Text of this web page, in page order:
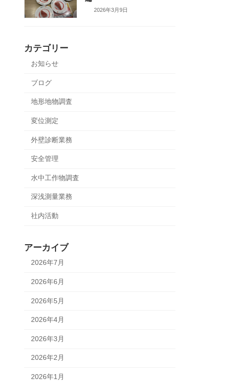
2026年3月9日
カテゴリー
お知らせ
ブログ
地形地物調査
変位測定
外壁診断業務
安全管理
水中工作物調査
深浅測量業務
社内活動
アーカイブ
2026年7月
2026年6月
2026年5月
2026年4月
2026年3月
2026年2月
2026年1月